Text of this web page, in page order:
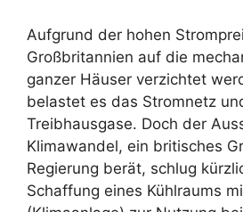
Aufgrund der hohen
Großbritannien auf die
ganzer Häuser verzichtet
belastet es das Stromnetz
Treibhausgase. Doch der
Klimawandel, ein britisches
Regierung berät, schlug
Schaffung eines Kühlraums